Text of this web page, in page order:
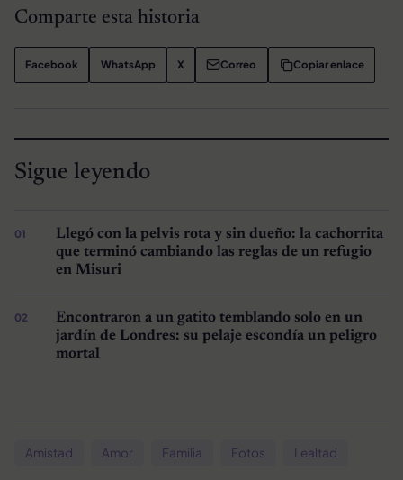
Comparte esta historia
Facebook WhatsApp X Correo Copiar enlace
Sigue leyendo
Llegó con la pelvis rota y sin dueño: la cachorrita
que terminó cambiando las reglas de un refugio
en Misuri
Encontraron a un gatito temblando solo en un
jardín de Londres: su pelaje escondía un peligro
mortal
Amistad Amor Familia Fotos Lealtad